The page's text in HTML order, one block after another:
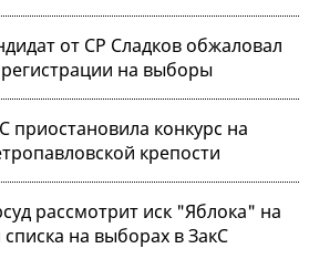
от СР Сладков обжаловал
на выборы
приостановила конкурс на
крепости
рассмотрит иск "Яблока" на
списка на выборах в ЗакС